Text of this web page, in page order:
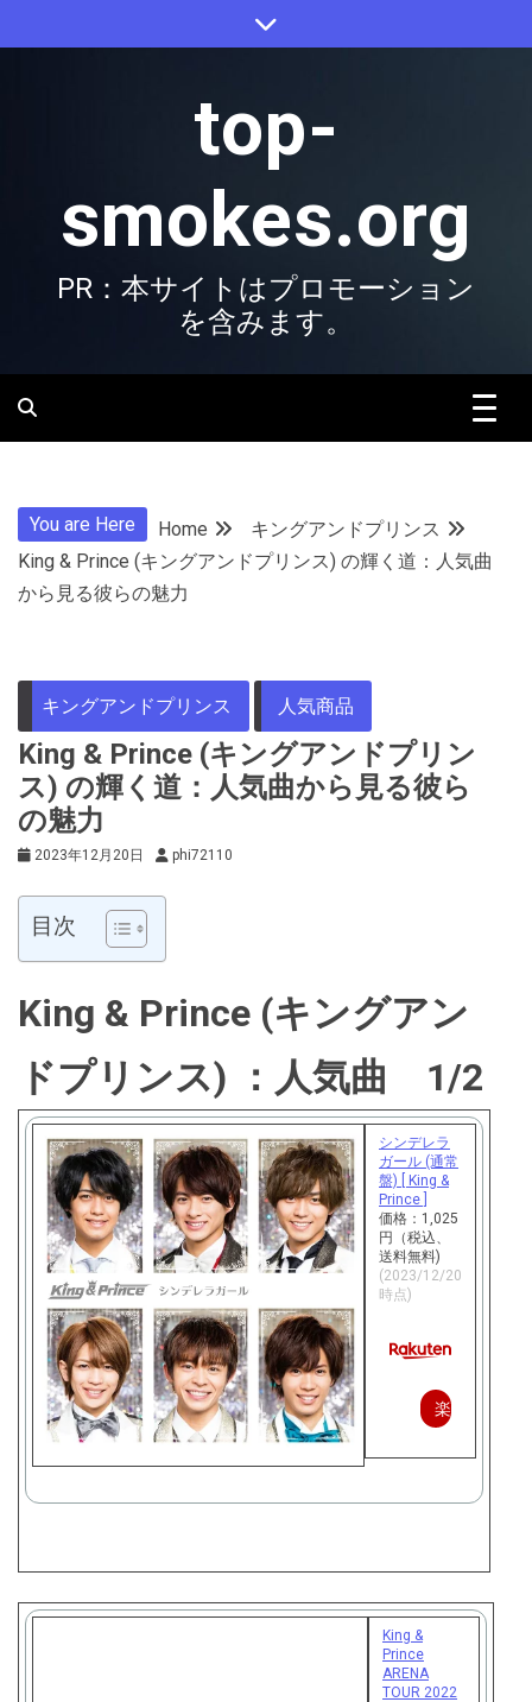
to
top-
smokes.org
PR：本サイトはプロモーション
を含みます。
You are Here Home
キングアンドプリンス
King & Prince (キングアンドプリンス) の輝く道：人気曲
から見る彼らの魅力
キングアンドプリンス 人気商品
King & Prince (キングアンドプリン
ス) の輝く道：人気曲から見る彼ら
の魅力
2023年12月20日 phi72110
目次
King & Prince (キングアン
ドプリンス) ：人気曲 1/2
シンデレラ
ガール (通常
盤) [ King &
Prince ]
価格：1,025
円（税込、
送料無料)
(2023/12/20
時点)
楽
King &
Prince
ARENA
TOUR 2022